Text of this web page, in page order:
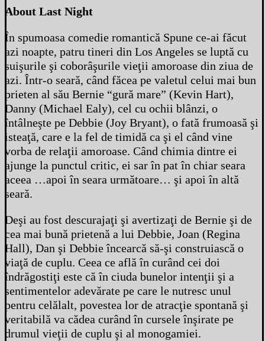
About Last Night
În spumoasa comedie romantică Spune ce-ai făcut
azi noapte, patru tineri din Los Angeles se luptă cu
suişurile şi coborâşurile vieţii amoroase din ziua de
azi. Într-o seară, când făcea pe valetul celui mai bun
prieten al său Bernie “gură mare” (Kevin Hart),
Danny (Michael Ealy), cel cu ochii blânzi, o
întâlneşte pe Debbie (Joy Bryant), o fată frumoasă şi
isteaţă, care e la fel de timidă ca şi el când vine
vorba de relaţii amoroase. Când chimia dintre ei
ajunge la punctul critic, ei sar în pat în chiar seara
aceea …apoi în seara următoare… şi apoi în altă
seară.
Deşi au fost descurajaţi şi avertizaţi de Bernie şi de
cea mai bună prietenă a lui Debbie, Joan (Regina
Hall), Dan şi Debbie încearcă să-şi construiască o
viaţă de cuplu. Ceea ce află în curând cei doi
îndrăgostiţi este că în ciuda bunelor intenţii şi a
sentimentelor adevărate pe care le nutresc unul
pentru celălalt, povestea lor de atracţie spontană şi
veritabilă va cădea curând în cursele înşirate pe
drumul vieţii de cuplu şi al monogamiei.